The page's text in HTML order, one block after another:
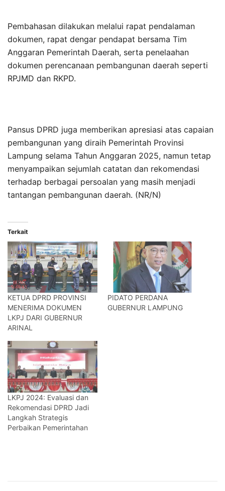
Pembahasan dilakukan melalui rapat pendalaman
dokumen, rapat dengar pendapat bersama Tim
Anggaran Pemerintah Daerah, serta penelaahan
dokumen perencanaan pembangunan daerah seperti
RPJMD dan RKPD.
Pansus DPRD juga memberikan apresiasi atas capaian
pembangunan yang diraih Pemerintah Provinsi
Lampung selama Tahun Anggaran 2025, namun tetap
menyampaikan sejumlah catatan dan rekomendasi
terhadap berbagai persoalan yang masih menjadi
tantangan pembangunan daerah. (NR/N)
Terkait
KETUA DPRD PROVINSI
MENERIMA DOKUMEN
LKPJ DARI GUBERNUR
ARINAL
PIDATO PERDANA
GUBERNUR LAMPUNG
LKPJ 2024: Evaluasi dan
Rekomendasi DPRD Jadi
Langkah Strategis
Perbaikan Pemerintahan